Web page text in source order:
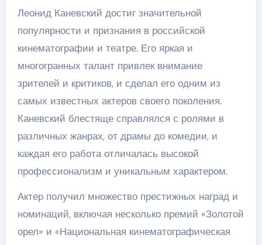
Леонид Каневский достиг значительной
популярности и признания в российской
кинематографии и театре. Его яркая и
многогранных талант привлек внимание
зрителей и критиков, и сделал его одним из
самых известных актеров своего поколения.
Каневский блестяще справлялся с ролями в
различных жанрах, от драмы до комедии, и
каждая его работа отличалась высокой
профессионализм и уникальным характером.
Актер получил множество престижных наград и
номинаций, включая несколько премий «Золотой
орел» и «Национальная кинематографическая